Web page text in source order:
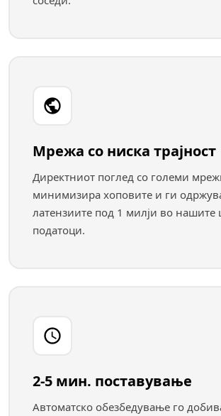
Мрежа со ниска трајност
Директниот поглед со големи
минимизира хоповите и ги
латензиите под 1 милји во нашите
податоци.
2-5 мин. поставување
Автоматско обезбедување го